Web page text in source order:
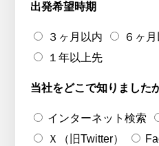
出発希望時期
３ヶ月以内 ６ヶ
１年以上先
当社をどこで知りました
インターネット検索
Ｘ（旧Twitter）